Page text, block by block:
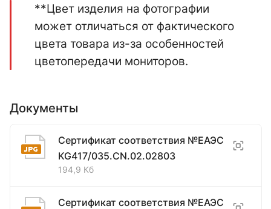
**Цвет изделия на фотографии
может отличаться от фактического
цвета товара из-за особенностей
цветопередачи мониторов.
Документы
Сертификат соответствия №ЕАЭС
KG417/035.CN.02.02803
194,9 Кб
Сертификат соответствия №ЕАЭС